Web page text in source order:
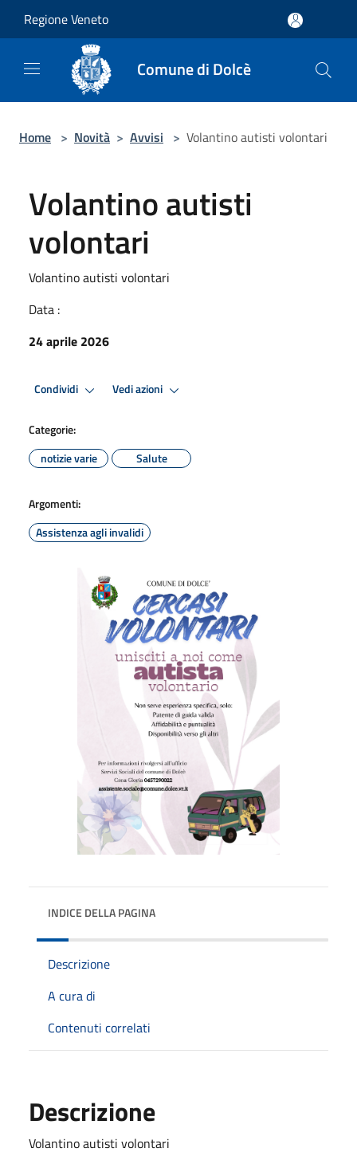
Regione Veneto
Comune di Dolcè
Home > Novità > Avvisi > Volantino autisti volontari
Volantino autisti
volontari
Volantino autisti volontari
Data :
24 aprile 2026
Condividi Vedi azioni
Categorie:
notizie varie
Salute
Argomenti:
Assistenza agli invalidi
INDICE DELLA PAGINA
Descrizione
A cura di
Contenuti correlati
Descrizione
Volantino autisti volontari